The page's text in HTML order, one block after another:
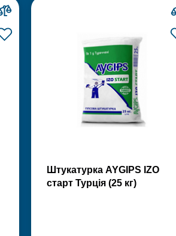
Штукатурка AYGIPS IZO
старт Турція (25 кг)